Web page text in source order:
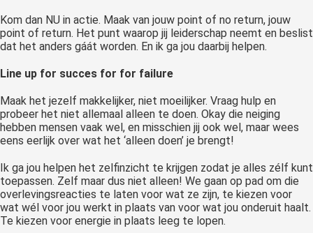
Kom dan NU in actie. Maak van jouw point of no return, jouw
point of return. Het punt waarop jij leiderschap neemt en beslist
dat het anders gáát worden. En ik ga jou daarbij helpen.
Line up for succes for for failure
Maak het jezelf makkelijker, niet moeilijker. Vraag hulp en
probeer het niet allemaal alleen te doen. Okay die neiging
hebben mensen vaak wel, en misschien jij ook wel, maar wees
eens eerlijk over wat het ‘alleen doen’ je brengt!
Ik ga jou helpen het zelfinzicht te krijgen zodat je alles zélf kunt
toepassen. Zelf maar dus niet alleen! We gaan op pad om die
overlevingsreacties te laten voor wat ze zijn, te kiezen voor
wat wél voor jou werkt in plaats van voor wat jou onderuit haalt.
Te kiezen voor energie in plaats leeg te lopen.